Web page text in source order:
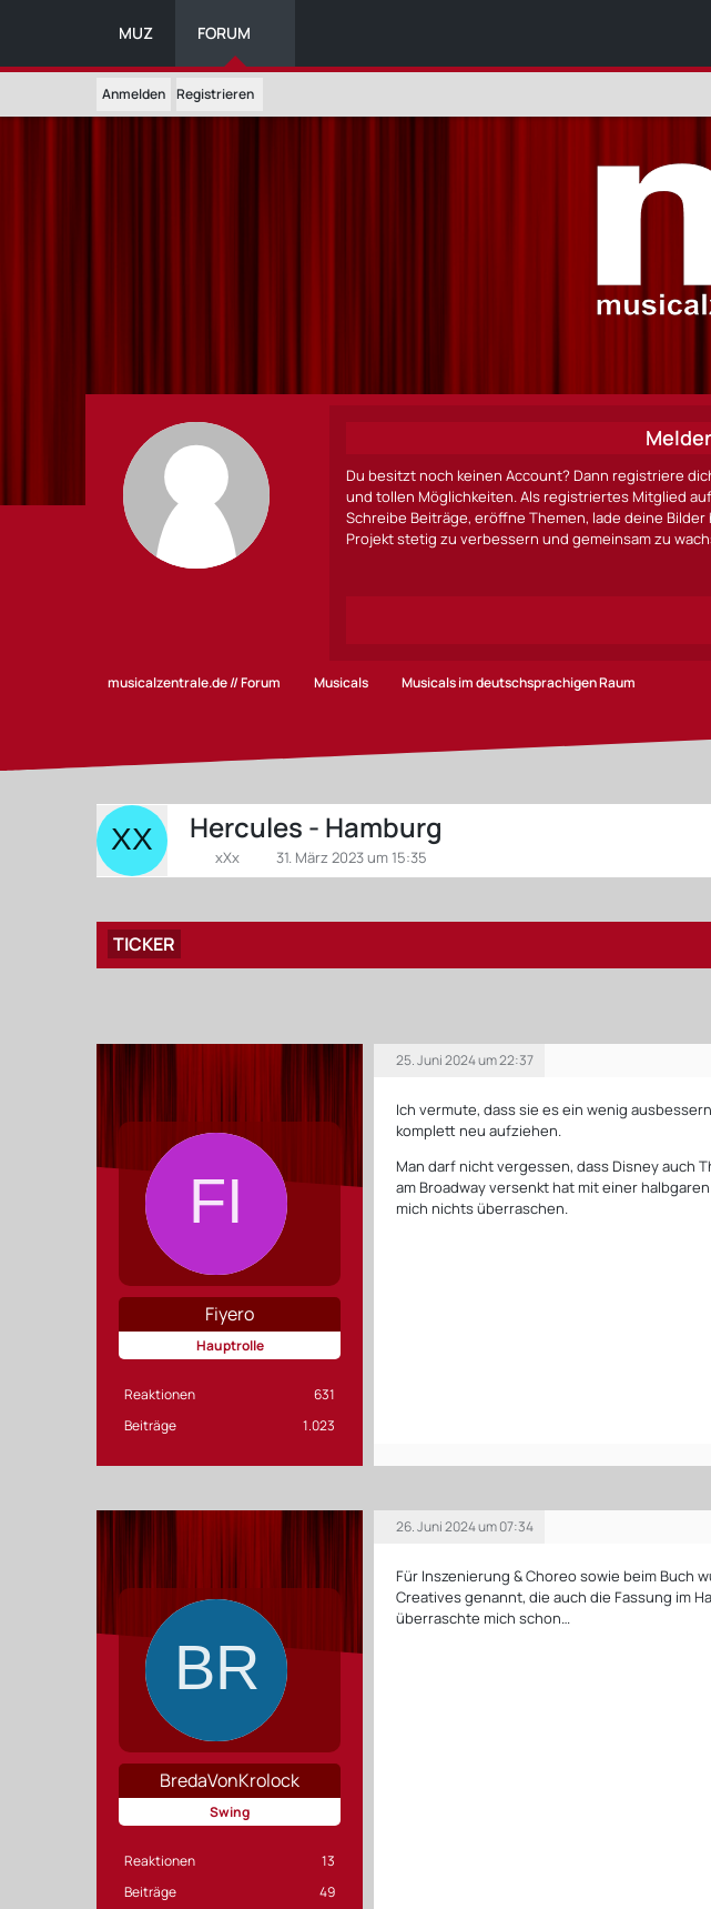
MUZ FORUM
Anmelden Registrieren
Du besitzt noch keinen Account? Dann registriere
und tollen Möglichkeiten. Als registriertes Mitglied
Schreibe Beiträge, eröffne Themen, lade deine
Projekt stetig zu verbessern und gemeinsam zu
musicalzentrale.de // Forum Musicals Musicals im deutschsprachigen Raum
Hercules - Hamburg
xXx 31. März 2023 um 15:35
TICKER
Fiyero
Hauptrolle
Reaktionen
631
Beiträge
1.023
25. Juni 2024 um 22:37
Ich vermute, dass sie es ein wenig
komplett neu aufziehen.
Man darf nicht vergessen, dass Disney auch
am Broadway versenkt hat mit einer
mich nichts überraschen.
BredaVonKrolock
Swing
Reaktionen
13
Beiträge
49
26. Juni 2024 um 07:34
Für Inszenierung & Choreo sowie beim Buch
Creatives genannt, die auch die Fassung im
überraschte mich schon…